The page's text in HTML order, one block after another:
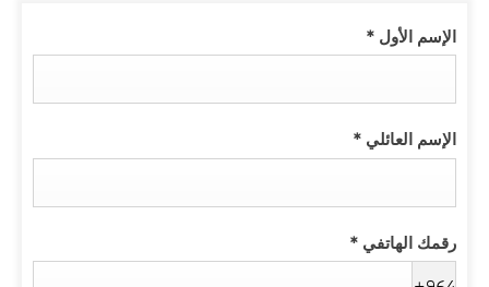
الإسم الأول*
الإسم العائلي*
رقمك الهاتفي*